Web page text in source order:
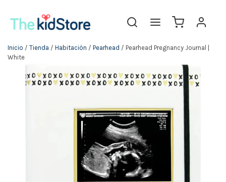
Inicio / Tienda / Habitación / Pearhead / Pearhead Pregnancy Journal |
White